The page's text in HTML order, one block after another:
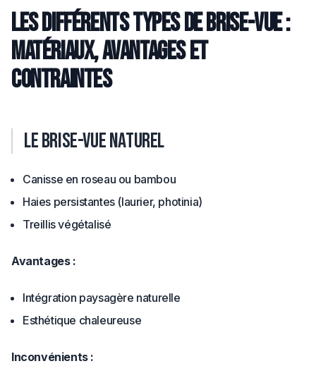
Les différents types de brise-vue :
matériaux, avantages et
contraintes
Le brise-vue naturel
Canisse en roseau ou bambou
Haies persistantes (laurier, photinia)
Treillis végétalisé
Avantages :
Intégration paysagère naturelle
Esthétique chaleureuse
Inconvénients :